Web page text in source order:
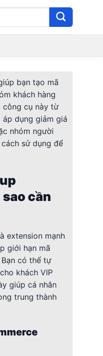
bạn tạo mã
khách hàng
công cụ này từ
áp dụng giảm giá
nhóm người
sử dụng để
cần
extension mạnh
giới hạn mã
có thể tự
khách VIP
giúp cá nhân
trung thành